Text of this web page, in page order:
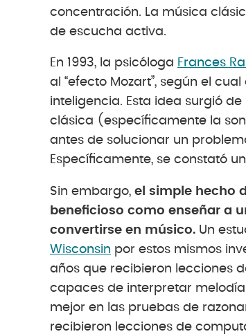
concentración. La música
de escucha activa.
En 1993, la psicóloga Frances
al “efecto Mozart”, según el
inteligencia. Esta idea surgió
clásica (específicamente la
antes de solucionar un
Específicamente, se constató
Sin embargo, el simple hecho
beneficioso como enseñar a
convertirse en músico. Un
Wisconsin por estos mismos
años que recibieron lecciones
capaces de interpretar
mejor en las pruebas de
recibieron lecciones de